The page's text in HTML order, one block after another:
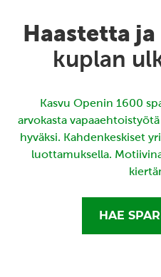
Haastetta
kuplan
Kasvu Openin 1600
arvokasta
hyväksi. Kahdenkeskiset
luottamuksella.
HAE